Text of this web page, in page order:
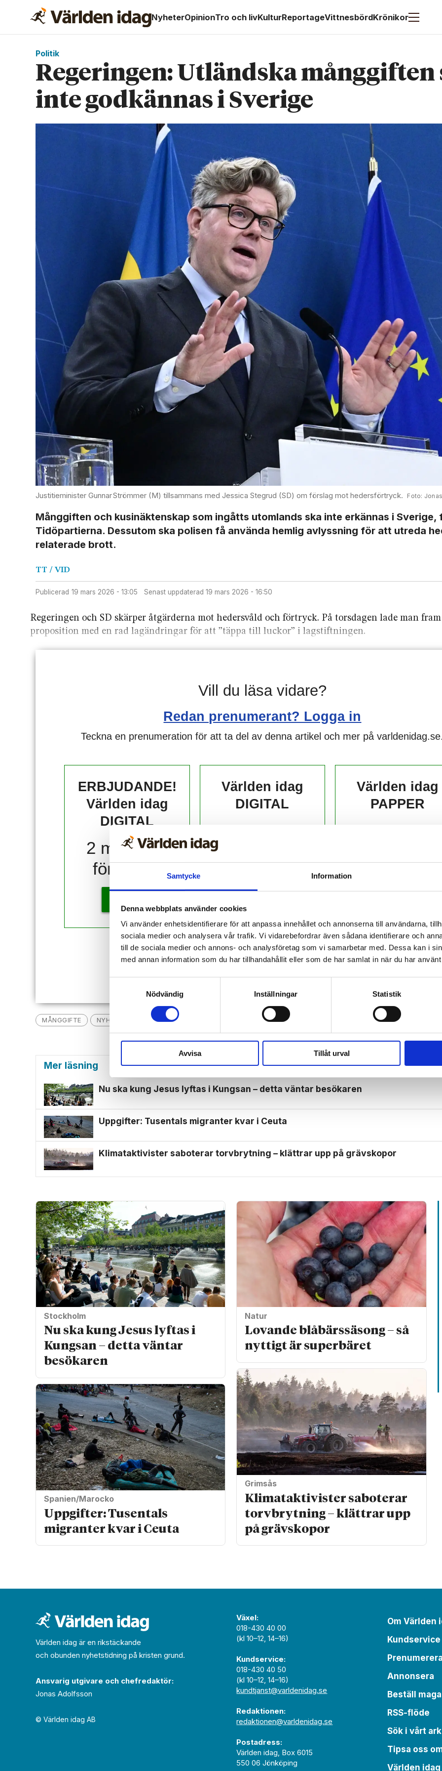
Samtycke Information
Denna webbplats använder cookies
Vi använder enhetsidentifierare för att anpassa innehållet och annonserna till användarna,
sociala medier och analysera vår trafik. Vi vidarebefordrar även sådana identifierare och
till de sociala medier och annons- och analysföretag som vi samarbetar med. Dessa kan i
med annan information som du har tillhandahållit eller som de har samlat in när du har
Nödvändig
Inställningar Statistik
Avvisa Tillåt urval
NyheterOpinionTro och livKulturReportageVittnesbördKrönikor
Politik
Regeringen: Utländska mång­giften
inte godkännas i Sverige
Justitieminister Gunnar Strömmer (M) tillsammans med Jessica Stegrud (SD) om förslag mot hedersförtryck.
Månggiften och kusin­äktenskap som ingåtts utom­lands ska inte erkännas i Sverige,
Tidö­partierna. Dessutom ska polisen få använda hemlig avlyssning för att utreda
relaterade brott.
TT / VID
Publicerad 19 mars 2026 - 13:05 Senast uppdaterad 19 mars 2026 - 16:50
Regeringen och SD skärper åtgärderna mot hedersvåld och förtryck. På torsdagen lade man
proposition med en rad lagändringar för att ”täppa till luckor” i lag­stiftningen.
Vill du läsa vidare?
Redan prenumerant? Logga in
Teckna en prenumeration för att ta del av denna artikel och mer på
ERBJUDANDE!
Världen idag
DIGITAL
2 månader
för 10 kr!
Världen idag
DIGITAL
Världen idag
PAPPER
Redan prenumerant? Logga in
Mina Sidor
MÅNGGIFTE NYHETER REGERINGEN POLITIK
Mer läsning
Nu ska kung Jesus lyftas i Kungsan – detta väntar besökaren
Uppgifter: Tusentals migranter kvar i Ceuta
Klimat­aktivister saboterar torv­brytning – klättrar upp på gräv­skopor
Stockholm
Nu ska kung Jesus lyftas i
Kungsan – detta väntar
besökaren
Spanien/Marocko
Uppgifter: Tusentals
migranter kvar i Ceuta
Natur
Lovande blåbärssäsong – så
nyttigt är superbäret
Grimsås
Klimat­aktivister saboterar
torv­brytning – klättrar upp
på gräv­skopor
Världen idag är en rikstäckande
och obunden nyhets­­­tidning på kristen grund.
Ansvarig utgivare och chef­redaktör:
Jonas Adolfsson
© Världen idag AB
Växel:
018-430 40 00
(kl 10–12, 14–16)
Kundservice:
018-430 40 50
(kl 10–12, 14–16)
kundtjanst@varldenidag.se
Redaktionen:
redaktionen@varldenidag.se
Postadress:
Världen idag, Box 6015
550 06 Jönköping
Om Världen
Kundservice
Annonsera
Beställ
RSS-flöde
Sök i vårt
Tipsa oss
Världen